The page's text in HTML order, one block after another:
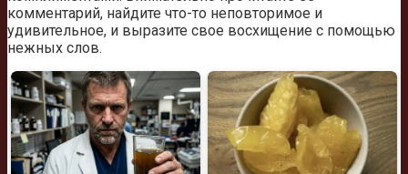
комментарий, найдите что-то неповторимое и
удивительное, и выразите свое восхищение с помощью
нежных слов.